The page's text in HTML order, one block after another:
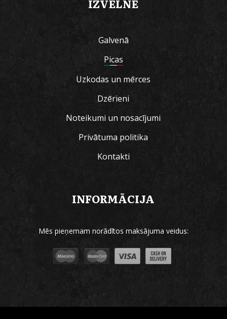
Galvenā
Picas
Uzkodas un mērces
Dzērieni
Noteikumi un nosacījumi
Privātuma politika
Kontakti
INFORMĀCIJA
Mēs pieņemam norādītos maksājuma veidus: